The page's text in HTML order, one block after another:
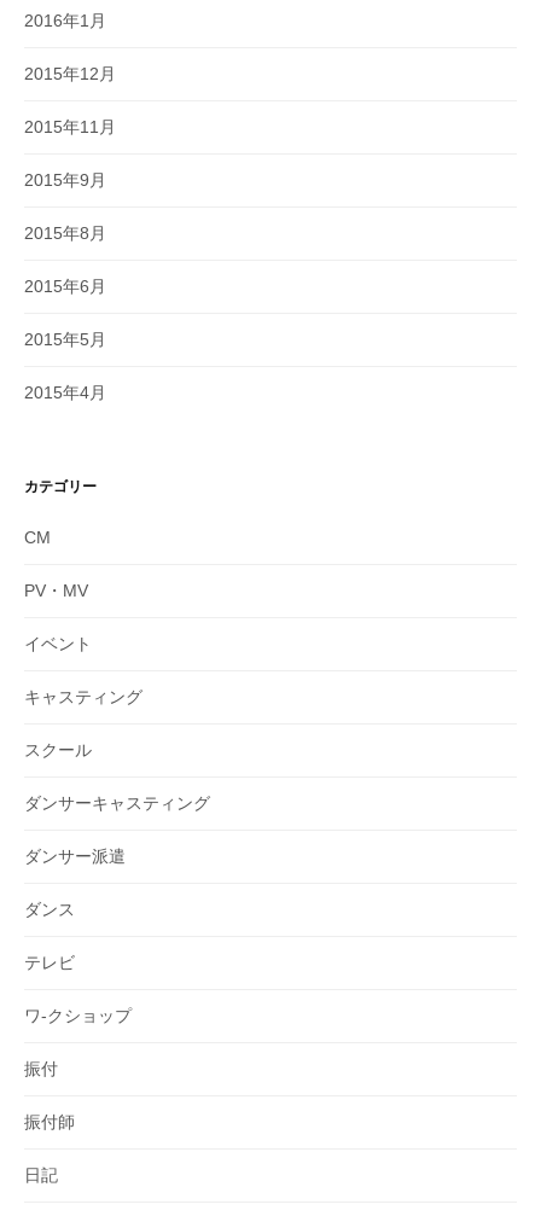
2016年1月
2015年12月
2015年11月
2015年9月
2015年8月
2015年6月
2015年5月
2015年4月
カテゴリー
CM
PV・MV
イベント
キャスティング
スクール
ダンサーキャスティング
ダンサー派遣
ダンス
テレビ
ワ-クショップ
振付
振付師
日記